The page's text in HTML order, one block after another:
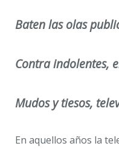
Baten las olas
Contra indolentes,
Mudos y tiesos,
En aquellos años la